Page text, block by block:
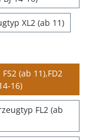
XL2 (ab 11)
(ab 11),FD2
16)
FL2 (ab